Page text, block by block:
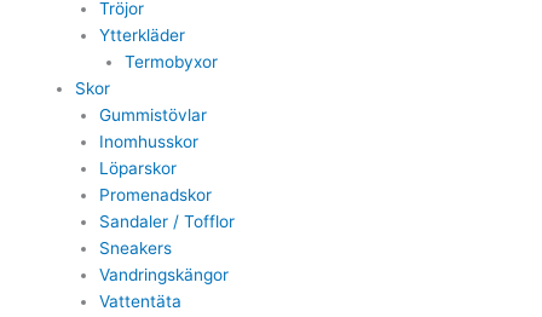
Tröjor
Ytterkläder
Termobyxor
Skor
Gummistövlar
Inomhusskor
Löparskor
Promenadskor
Sandaler / Tofflor
Sneakers
Vandringskängor
Vattentäta